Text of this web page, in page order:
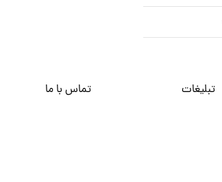
تبلیغات تماس با ما